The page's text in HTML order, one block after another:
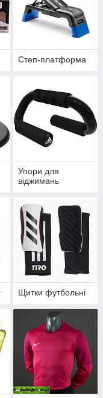
Степ-платформа
Упори для
віджимань
Щитки футбольні